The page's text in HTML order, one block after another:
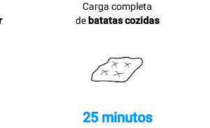
Carga completa
debatatas cozidas
25 minutos